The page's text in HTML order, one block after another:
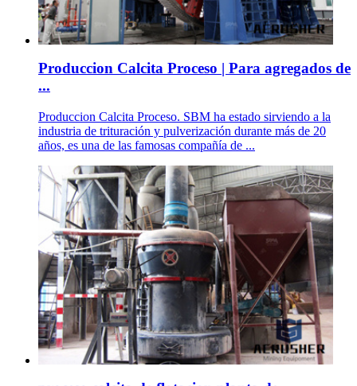
Produccion Calcita Proceso | Para agregados de
...
Produccion Calcita Proceso. SBM ha estado sirviendo a la
industria de trituración y pulverización durante más de 20
años, es una de las famosas compañía de ...